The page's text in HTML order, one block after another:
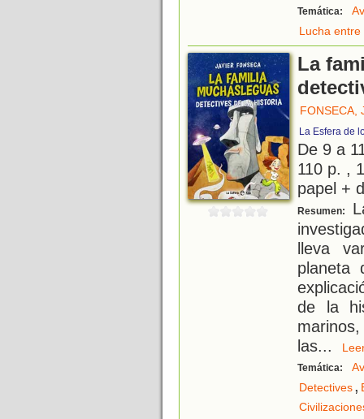
Temática:
Lucha entre
La
FONSECA,
La Esfera de
De 9 a
110 p. ,
papel +
Resumen:
lleva
planeta
de la
las...
Temática:
Detectives,